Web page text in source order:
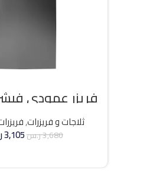
انفرتر –
ثلاجات و فريزرات,
3,680ر.س3,105